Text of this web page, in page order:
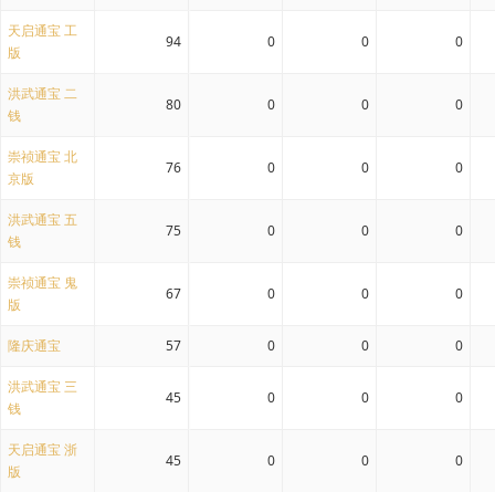
天启通宝 工
版
94 0 0 0
洪武通宝 二
钱
80 0 0 0
崇祯通宝 北
京版
76 0 0 0
洪武通宝 五
钱
75 0 0 0
崇祯通宝 鬼
版
67 0 0 0
隆庆通宝 57 0 0 0
洪武通宝 三
钱
45 0 0 0
天启通宝 浙
版
45 0 0 0